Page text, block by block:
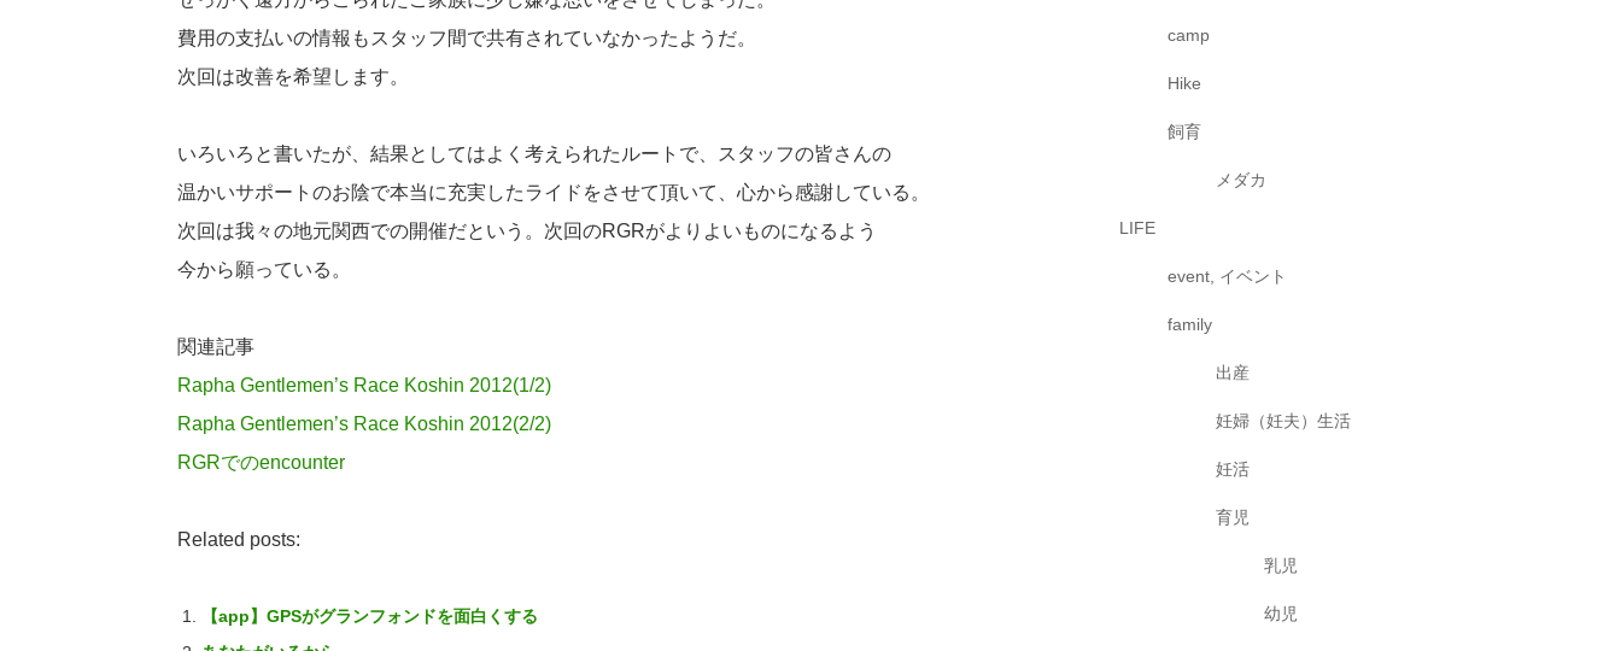
費用の支払いの情報もスタッフ間で共有されていなかったようだ。
次回は改善を希望します。
いろいろと書いたが、結果としてはよく考えられたルートで、スタッフの皆さんの
温かいサポートのお陰で本当に充実したライドをさせて頂いて、心から感謝している。
次回は我々の地元関西での開催だという。次回のRGRがよりよいものになるよう
今から願っている。
関連記事
Rapha Gentlemen’s Race Koshin 2012(1/2)
Rapha Gentlemen’s Race Koshin 2012(2/2)
RGRでのencounter
Related posts:
【app】GPSがグランフォンドを面白くする
camp
Hike
飼育
メダカ
LIFE
event, イベント
family
出産
妊婦（妊夫）生活
妊活
育児
乳児
幼児